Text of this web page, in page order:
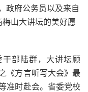
政府公务员以及来自
山大讲坛的美好愿
部陆群，大讲坛顾
《方言听写大会》最
准时赴会。省委党校